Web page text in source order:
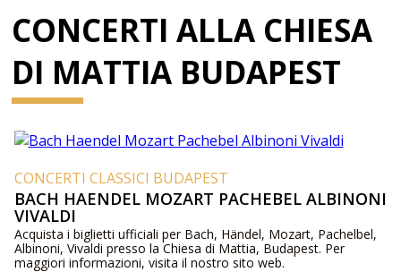
CONCERTI ALLA CHIESA
DI MATTIA BUDAPEST
CONCERTI CLASSICI BUDAPEST
BACH HAENDEL MOZART PACHEBEL ALBINONI
VIVALDI
Acquista i biglietti ufficiali per Bach, Händel, Mozart, Pachelbel,
Albinoni, Vivaldi presso la Chiesa di Mattia, Budapest. Per
maggiori informazioni, visita il nostro sito web.